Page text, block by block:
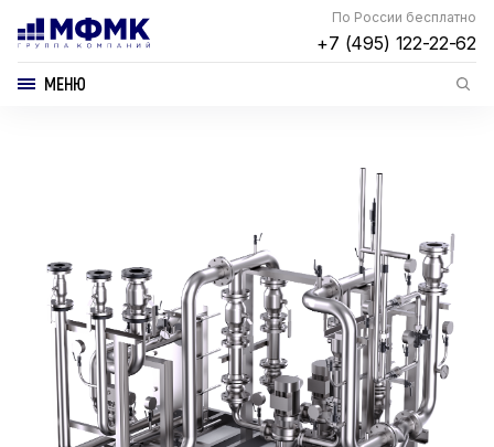
По России бесплатно
+7 (495) 122-22-62
МЕНЮ